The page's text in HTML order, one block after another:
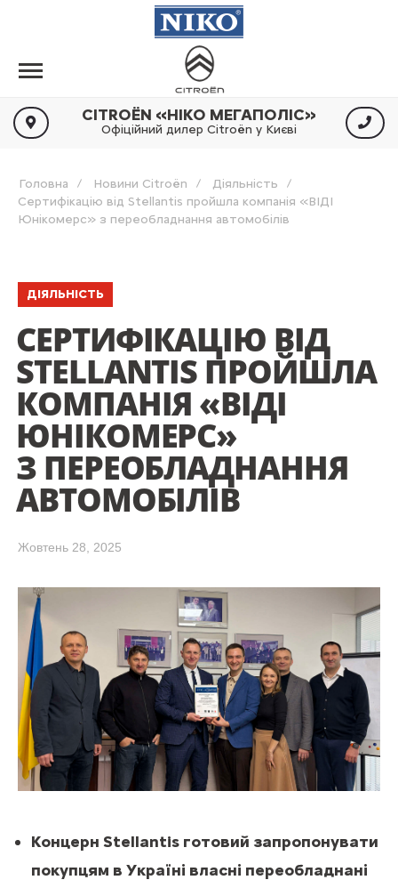
CITROËN «НІКО МЕГАПОЛІС»
Офіційний дилер Citroën у Києві
Головна Новини Citroën
Діяльність
Сертифікацію від Stellantis пройшла компанія «ВІДІ
Юнікомерс» з переобладнання автомобілів
ДІЯЛЬНІСТЬ
СЕРТИФІКАЦІЮ ВІД
STELLANTIS ПРОЙШЛА
КОМПАНІЯ «ВІДІ
ЮНІКОМЕРС»
З ПЕРЕОБЛАДНАННЯ
АВТОМОБІЛІВ
Жовтень 28, 2025
Концерн Stellantis готовий запропонувати
покупцям в Україні власні переобладнані